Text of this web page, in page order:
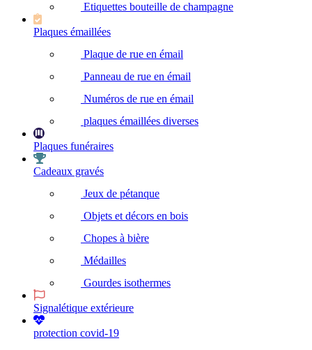
Etiquettes bouteille de champagne
Plaques émaillées
Plaque de rue en émail
Panneau de rue en émail
Numéros de rue en émail
plaques émaillées diverses
Plaques funéraires
Cadeaux gravés
Jeux de pétanque
Objets et décors en bois
Chopes à bière
Médailles
Gourdes isothermes
Signalétique extérieure
protection covid-19